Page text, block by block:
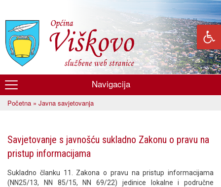
glavni
sadržaj
Općina
Viškovo
Navigacija
Početna » Javna savjetovanja
Savjetovanje s javnošću sukladno Zakonu o pravu na
pristup informacijama
Sukladno članku 11. Zakona o pravu na pristup informacijama
(NN25/13, NN 85/15, NN 69/22) jedinice lokalne i područne